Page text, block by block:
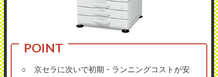
○ 京セラに次いで初期・ランニングコストが安